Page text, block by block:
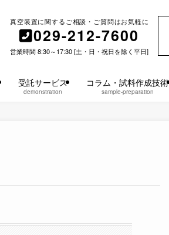
真空装置に関するご相談・ご質問はお気軽に
029-212-7600
営業時間 8:30～17:30 [土・日・祝日を除く平日]
受託サービス
demonstration
コラム・試料作成技術
sample-preparation